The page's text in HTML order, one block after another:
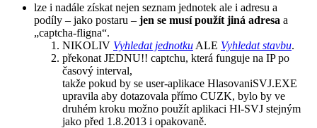
lze i nadále získat nejen seznam jednotek ale i adresu a
podíly – jako postaru – jen se musí použít jiná adresa a
„captcha-fligna“.
NIKOLIV Vyhledat jednotku ALE Vyhledat stavbu.
překonat JEDNU!! captchu, která funguje na IP po
časový interval,
takže pokud by se user-aplikace HlasovaniSVJ.EXE
upravila aby dotazovala přímo CUZK, bylo by ve
druhém kroku možno použít aplikaci Hl-SVJ stejným
jako před 1.8.2013 i opa­kovaně.